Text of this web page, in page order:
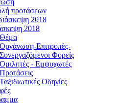
προτάσεων
2018
2018
Θέμα
Οργάνωση-Επιτροπές-
Συνεργαζόμενοι Φορείς
Ομιλητές - Εμψυχωτές
Προτάσεις
Ταξιδιωτικές Οδηγίες